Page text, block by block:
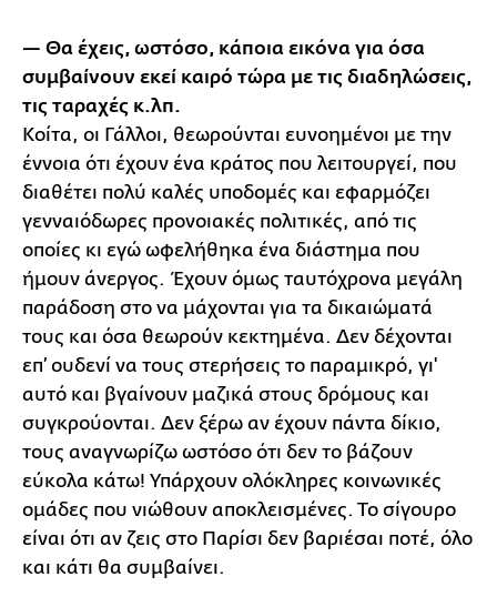
— Θα έχεις, ωστόσο, κάποια εικόνα για όσα
συμβαίνουν εκεί καιρό τώρα με τις διαδηλώσεις,
τις ταραχές κ.λπ.
Κοίτα, οι Γάλλοι, θεωρούνται ευνοημένοι με την
έννοια ότι έχουν ένα κράτος που λειτουργεί, που
διαθέτει πολύ καλές υποδομές και εφαρμόζει
γενναιόδωρες προνοιακές πολιτικές, από τις
οποίες κι εγώ ωφελήθηκα ένα διάστημα που
ήμουν άνεργος. Έχουν όμως ταυτόχρονα μεγάλη
παράδοση στο να μάχονται για τα δικαιώματά
τους και όσα θεωρούν κεκτημένα. Δεν δέχονται
επ’ ουδενί να τους στερήσεις το παραμικρό, γι'
αυτό και βγαίνουν μαζικά στους δρόμους και
συγκρούονται. Δεν ξέρω αν έχουν πάντα δίκιο,
τους αναγνωρίζω ωστόσο ότι δεν το βάζουν
εύκολα κάτω! Υπάρχουν ολόκληρες κοινωνικές
ομάδες που νιώθουν αποκλεισμένες. Το σίγουρο
είναι ότι αν ζεις στο Παρίσι δεν βαριέσαι ποτέ, όλο
και κάτι θα συμβαίνει.